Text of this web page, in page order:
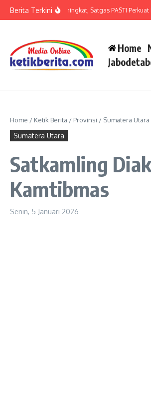
Berita Terkini
Penipuan Meningkat, Satgas PASTI Perkuat
Home
Home / Ketik Berita / Provinsi / Sumatera Utara
Sumatera Utara
Satkamling
Kamtibmas
Senin, 5 Januari 2026